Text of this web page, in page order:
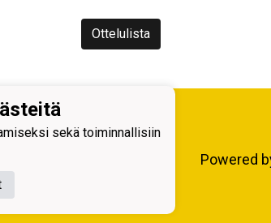
Ottelulista
Powered
sekä toiminnallisiin